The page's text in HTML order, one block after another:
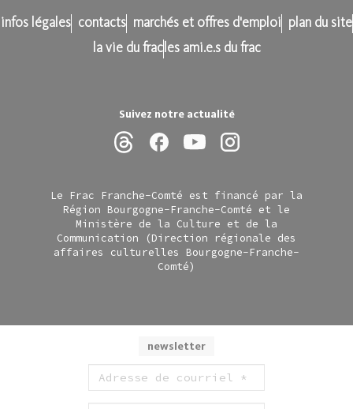
Suivez notre actualité
newsletter
infos légales contacts marchés et offres d'emploi
plan du site
la vie du frac les ami.e.s du frac
Le Frac Franche-Comté est financé par la
Région Bourgogne-Franche-Comté et le
Ministère de la Culture et de la
Communication (Direction régionale des
affaires culturelles Bourgogne-Franche-
Comté)